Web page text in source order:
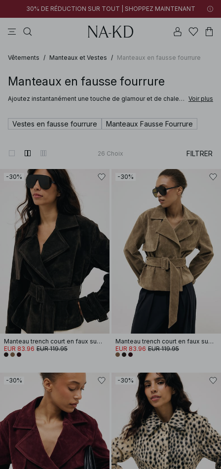
30% DE RÉDUCTION SUR TOUT | SHOPPEZ MAINTENANT
Vêtements / Manteaux et Vestes / Manteaux en fausse fourrure
Manteaux en fausse fourrure
Ajoutez instantanément une touche de glamour et de chaleur
Alliant douceur et sophistication, nos vestes en fausse
fourrure sont le parfait équilibre entre confort et luxe. Que
Voir plus
Vestes en fausse fourrure Manteaux Fausse Fourrure
26 Choix FILTRER
-30%
Manteau trench court en faux suède
EUR 83.96 EUR 119.95
-30%
Manteau trench court en faux suède
EUR 83.96 EUR 119.95
-30% -30%